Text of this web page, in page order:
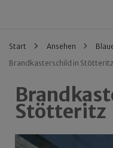
Start Ansehen
Brandkasterschild in Stötteritz
Stötteritz